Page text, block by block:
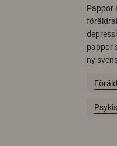
Pappor
pappor
ny